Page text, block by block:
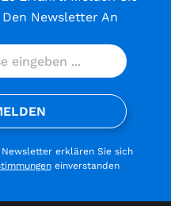
Newsletter An
erklären Sie sich
einverstanden